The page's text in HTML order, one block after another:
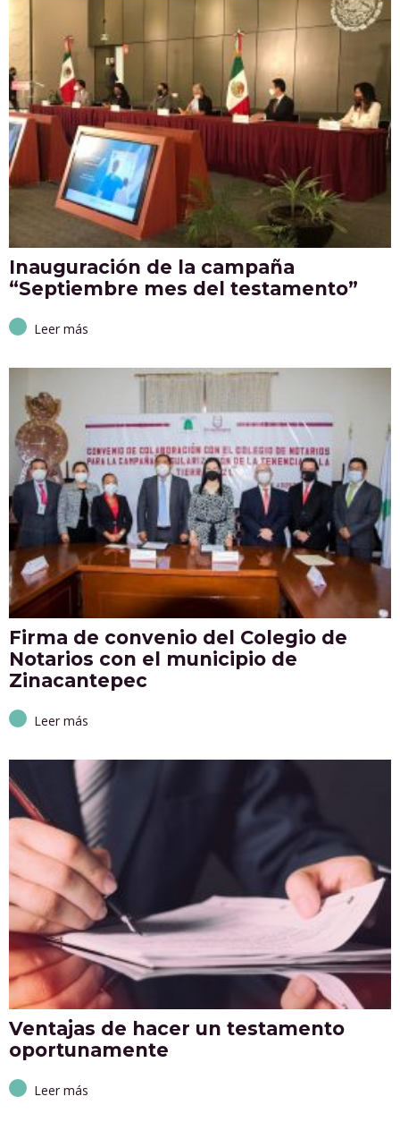
Inauguración de la campaña
“Septiembre mes del testamento”
Leer más
Firma de convenio del Colegio de
Notarios con el municipio de
Zinacantepec
Leer más
Ventajas de hacer un testamento
oportunamente
Leer más